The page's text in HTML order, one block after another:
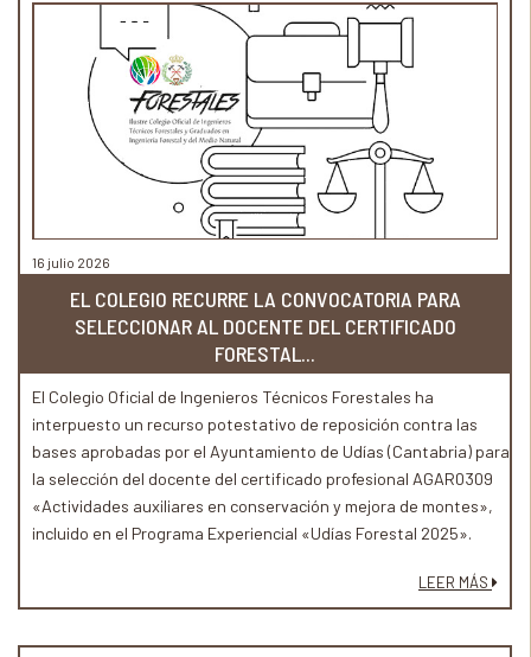
16 julio 2026
EL COLEGIO RECURRE LA CONVOCATORIA PARA
SELECCIONAR AL DOCENTE DEL CERTIFICADO
FORESTAL...
El Colegio Oficial de Ingenieros Técnicos Forestales ha
interpuesto un recurso potestativo de reposición contra las
bases aprobadas por el Ayuntamiento de Udías (Cantabria) para
la selección del docente del certificado profesional AGAR0309
«Actividades auxiliares en conservación y mejora de montes»,
incluido en el Programa Experiencial «Udías Forestal 2025».
LEER MÁS